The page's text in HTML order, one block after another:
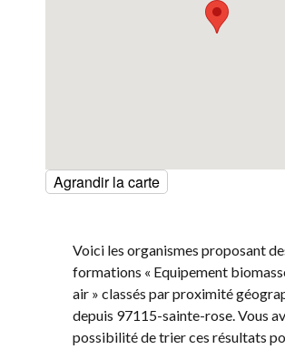
Agrandir la carte
Voici les organismes proposant
formations « Equipement
air » classés par proximité
depuis 97115-sainte-rose. Vous
possibilité de trier ces résultats